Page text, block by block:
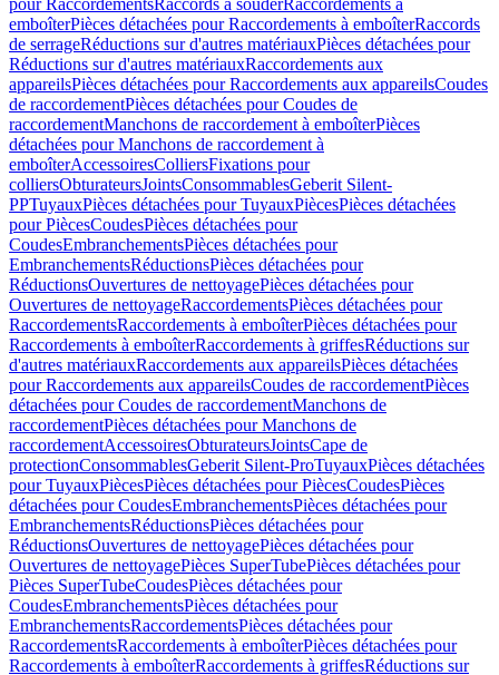
pour RaccordementsRaccords à souderRaccordements à
emboîterPièces détachées pour Raccordements à emboîterRaccords
de serrageRéductions sur d'autres matériauxPièces détachées pour
Réductions sur d'autres matériauxRaccordements aux
appareilsPièces détachées pour Raccordements aux appareilsCoudes
de raccordementPièces détachées pour Coudes de
raccordementManchons de raccordement à emboîterPièces
détachées pour Manchons de raccordement à
emboîterAccessoiresColliersFixations pour
colliersObturateursJointsConsommablesGeberit Silent-
PPTuyauxPièces détachées pour TuyauxPiècesPièces détachées
pour PiècesCoudesPièces détachées pour
CoudesEmbranchementsPièces détachées pour
EmbranchementsRéductionsPièces détachées pour
RéductionsOuvertures de nettoyagePièces détachées pour
Ouvertures de nettoyageRaccordementsPièces détachées pour
RaccordementsRaccordements à emboîterPièces détachées pour
Raccordements à emboîterRaccordements à griffesRéductions sur
d'autres matériauxRaccordements aux appareilsPièces détachées
pour Raccordements aux appareilsCoudes de raccordementPièces
détachées pour Coudes de raccordementManchons de
raccordementPièces détachées pour Manchons de
raccordementAccessoiresObturateursJointsCape de
protectionConsommablesGeberit Silent-ProTuyauxPièces détachées
pour TuyauxPiècesPièces détachées pour PiècesCoudesPièces
détachées pour CoudesEmbranchementsPièces détachées pour
EmbranchementsRéductionsPièces détachées pour
RéductionsOuvertures de nettoyagePièces détachées pour
Ouvertures de nettoyagePièces SuperTubePièces détachées pour
Pièces SuperTubeCoudesPièces détachées pour
CoudesEmbranchementsPièces détachées pour
EmbranchementsRaccordementsPièces détachées pour
RaccordementsRaccordements à emboîterPièces détachées pour
Raccordements à emboîterRaccordements à griffesRéductions sur